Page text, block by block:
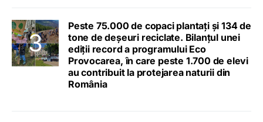
Peste 75.000 de copaci plantați și 134 de
tone de deșeuri reciclate. Bilanțul unei
ediții record a programului Eco
Provocarea, în care peste 1.700 de elevi
au contribuit la protejarea naturii din
România